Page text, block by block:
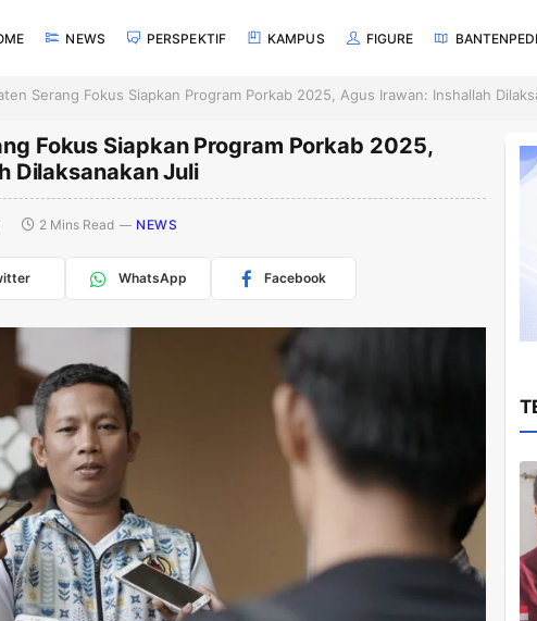
NEWS PERSPEKTIF KAMPUS FIGURE
Serang Fokus Siapkan Program Porkab 2025, Agus Irawan: Inshallah
Fokus Siapkan Program Porkab 2025,
Dilaksanakan Juli
2 Mins Read NEWS
WhatsApp Facebook